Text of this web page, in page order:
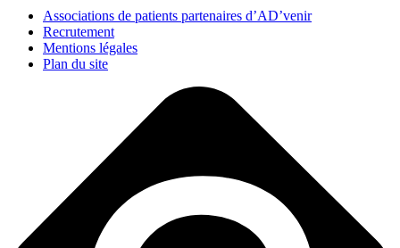
Associations de patients partenaires d’AD’venir
Recrutement
Mentions légales
Plan du site